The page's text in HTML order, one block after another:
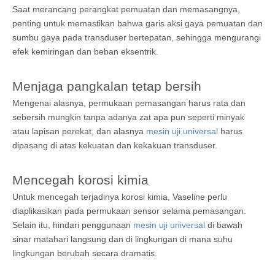
Saat merancang perangkat pemuatan dan memasangnya,
penting untuk memastikan bahwa garis aksi gaya pemuatan dan
sumbu gaya pada transduser bertepatan, sehingga mengurangi
efek kemiringan dan beban eksentrik.
Menjaga pangkalan tetap bersih
Mengenai alasnya, permukaan pemasangan harus rata dan
sebersih mungkin tanpa adanya zat apa pun seperti minyak
atau lapisan perekat, dan alasnya mesin uji universal harus
dipasang di atas kekuatan dan kekakuan transduser.
Mencegah korosi kimia
Untuk mencegah terjadinya korosi kimia, Vaseline perlu
diaplikasikan pada permukaan sensor selama pemasangan.
Selain itu, hindari penggunaan mesin uji universal di bawah
sinar matahari langsung dan di lingkungan di mana suhu
lingkungan berubah secara dramatis.